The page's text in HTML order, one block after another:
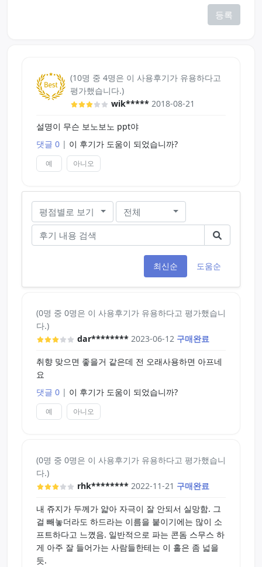
등록
(10명 중 4명은 이 사용후기가 유용하다고
평가했습니다.)
wik***** 2018-08-21
설명이 무슨 보노보노 ppt야
댓글 0 | 이 후기가 도움이 되었습니까?
예 아니오
평점별로 보기 전체
최신순 도움순
(0명 중 0명은 이 사용후기가 유용하다고 평가했습니
다.)
dar******** 2023-06-12 구매완료
취향 맞으면 좋을거 같은데 전 오래사용하면 아프네
요
댓글 0 | 이 후기가 도움이 되었습니까?
예 아니오
(0명 중 0명은 이 사용후기가 유용하다고 평가했습니
다.)
rhk******** 2022-11-21 구매완료
내 쥬지가 두께가 얇아 자극이 잘 안되서 실망함. 그
걸 빼놓더라도 하드라는 이름을 붙이기에는 많이 소
프트하다고 느꼈음. 일반적으로 파는 콘돔 스무스 하
게 아주 잘 들어가는 사람들한테는 이 홀은 좀 넓을
듯.